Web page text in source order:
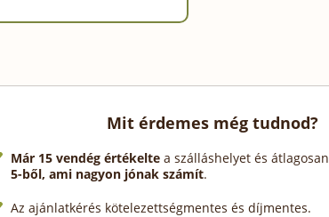
Mit érdemes még tudnod?
Már 15 vendég értékelte a szálláshelyet és átlagosan
5-ből, ami nagyon jónak számít.
Az ajánlatkérés kötelezettségmentes és díjmentes.